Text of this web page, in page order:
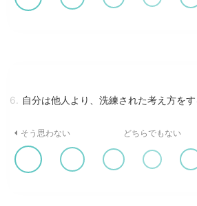
6. 自分は他人より、洗練された考え方を
そう思わない どちらでもない